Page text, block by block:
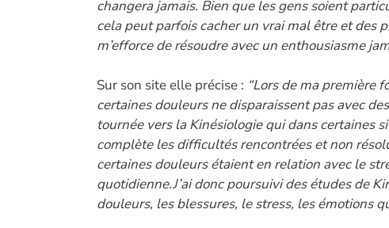
changera jamais. Bien que les gens soient
cela peut parfois cacher un vrai mal être et des
m’efforce de résoudre avec un enthousiasme
Sur son site elle précise : “Lors de ma première
certaines douleurs ne disparaissent pas avec
tournée vers la Kinésiologie qui dans certaines
complète les difficultés rencontrées et non
certaines douleurs étaient en relation avec le
quotidienne.J’ai donc poursuivi des études de
douleurs, les blessures, le stress, les émotions